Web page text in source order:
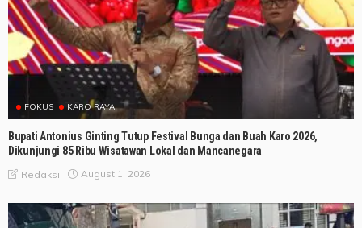
FOKUS KARO RAYA
Bupati Antonius Ginting Tutup Festival Bunga dan Buah Karo 2026,
Dikunjungi 85 Ribu Wisatawan Lokal dan Mancanegara
Redaksi August 1, 2026